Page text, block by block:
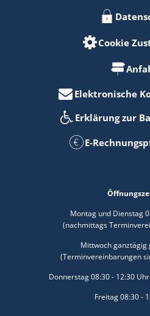
Cookie
Elektronische
Erklärung zur
E-
Montag und Dienstag
(nachmittags
Mittwoch ganztägig
(Terminvereinbarungen
Donnerstag 08:30 - 12:30
Freitag 08:30 -